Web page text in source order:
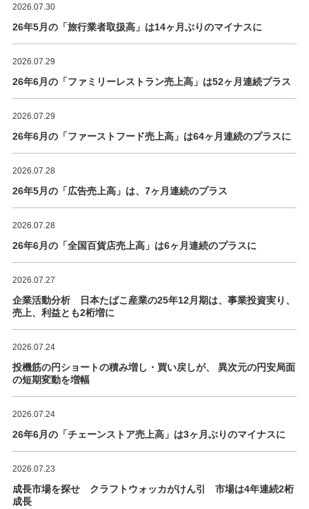
2026.07.30
26年5月の「旅行業者取扱高」は14ヶ月ぶりのマイナスに
2026.07.29
26年6月の「ファミリーレストラン売上高」は52ヶ月連続プラス
2026.07.29
26年6月の「ファーストフード売上高」は64ヶ月連続のプラスに
2026.07.28
26年5月の「広告売上高」は、7ヶ月連続のプラス
2026.07.28
26年6月の「全国百貨店売上高」は6ヶ月連続のプラスに
2026.07.27
企業活動分析 日本たばこ産業の25年12月期は、事業投資実り、
売上、利益とも2桁増に
2026.07.24
投機筋の円ショートの積み増し・買い戻しが、 異次元の円安局面
の短期変動を増幅
2026.07.24
26年6月の「チェーンストア売上高」は3ヶ月ぶりのマイナスに
2026.07.23
成長市場を探せ クラフトウォッカがけん引 市場は4年連続2桁
成長